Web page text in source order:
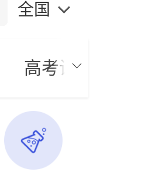
全国
高考试题